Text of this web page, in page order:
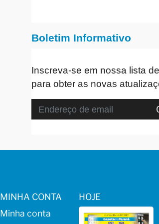
Boletim Informativo
Inscreva-se em nossa lista
para obter as novas
MINHA CONTA
Minha conta
HOJE